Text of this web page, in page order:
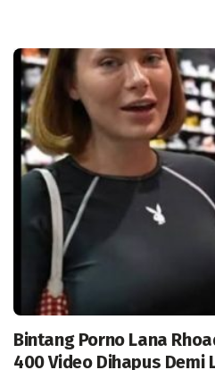
Bintang Porno Lana
400 Video Dihapus Demi